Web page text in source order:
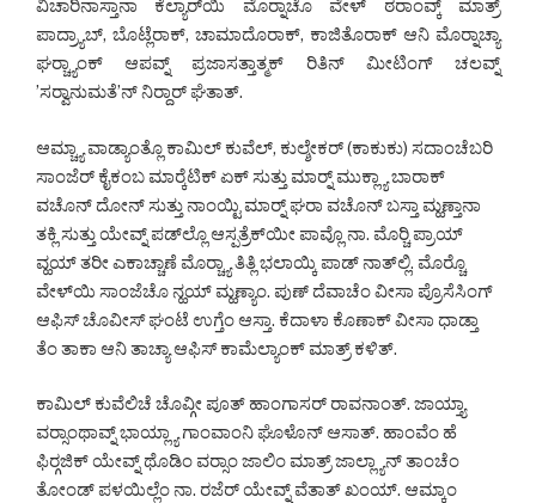
ವಿಚಾರಿನಾಸ್ತಾನಾ ಕೆಲ್ಯಾರ್‌ಯಿ ಮೊರ್‍ನಾಚೊ ವೇಳ್ ಠರಾಂವ್ಕ್ ಮಾತ್ರ್
ಪಾದ್ರ್ಯಾಬ್, ಬೊಟ್ಲೆರಾಕ್, ಚಾಮಾದೊರಾಕ್, ಕಾಜಿತೊರಾಕ್ ಆನಿ ಮೊರ್‍ನಾಚ್ಯಾ
ಘರ್‍ಚ್ಯಾಂಕ್ ಆಪವ್ನ್ ಪ್ರಜಾಸತ್ತಾತ್ಮಕ್ ರಿತಿನ್ ಮೀಟಿಂಗ್ ಚಲವ್ನ್
’ಸರ್‍ವಾನುಮತೆ’ನ್ ನಿರ್‍ದಾರ್ ಘೆತಾತ್.
ಆಮ್ಚ್ಯಾ ವಾಡ್ಯಾಂತ್ಲೊ ಕಾಮಿಲ್ ಕುವೆಲ್, ಕುಲ್ಶೇಕರ್ (ಕಾಕುಕು) ಸದಾಂಚೆಬರಿ
ಸಾಂಜೆರ್ ಕೈಕಂಬ ಮಾರ್‍ಕೆಟಿಕ್ ಏಕ್ ಸುತ್ತು ಮಾರ್‍ನ್ ಮುಕ್ಲ್ಯಾ ಬಾರಾಕ್
ವಚೊನ್ ದೋನ್ ಸುತ್ತು ನಾಂಯ್ಟಿ ಮಾರ್‍ನ್ ಘರಾ ವಚೊನ್ ಬಸ್ತಾ ಮ್ಹಣ್ತಾನಾ
ತಕ್ಲಿ ಸುತ್ತು ಯೇವ್ನ್ ಪಡ್‌ಲ್ಲೊ ಆಸ್ಪತ್ರೆಕ್‌ಯೀ ಪಾವ್ಲೊ ನಾ. ಮೊರ್‍ಚಿ ಪ್ರಾಯ್
ವ್ಹಯ್ ತರೀ ಎಕಾಚ್ಚಾಣೆ ಮೊರ್‍ಚ್ಯಾ ತಿತ್ಲಿ ಭಲಾಯ್ಕಿ ಪಾಡ್ ನಾತ್‌ಲ್ಲಿ. ಮೊರ್‍ಚೊ
ವೇಳ್‌ಯಿ ಸಾಂಜೆಚೊ ನ್ಹಯ್ ಮ್ಹಣ್ಯಾಂ. ಪುಣ್ ದೆವಾಚೆಂ ವೀಸಾ ಪ್ರೊಸೆಸಿಂಗ್
ಆಫಿಸ್ ಚೊವೀಸ್ ಘಂಟೆ ಉಗ್ತೆಂ ಆಸ್ತಾ. ಕೆದಾಳಾ ಕೊಣಾಕ್ ವೀಸಾ ಧಾಡ್ತಾ
ತೆಂ ತಾಕಾ ಆನಿ ತಾಚ್ಯಾ ಆಫಿಸ್ ಕಾಮೆಲ್ಯಾಂಕ್ ಮಾತ್ರ್ ಕಳಿತ್.
ಕಾಮಿಲ್ ಕುವೆಲಿಚೆ ಚೊವ್ಗೀ ಪೂತ್ ಹಾಂಗಾಸರ್ ರಾವನಾಂತ್. ಜಾಯ್ತ್ಯಾ
ವರ್‍ಸಾಂಥಾವ್ನ್ ಭಾಯ್ಲ್ಯಾ ಗಾಂವಾಂನಿ ಘೊಳೊನ್ ಆಸಾತ್. ಹಾಂವೆಂ ಹೆ
ಫಿರ್‍ಗಜಿಕ್ ಯೇವ್ನ್ ಥೊಡಿಂ ವರ್‍ಸಾಂ ಜಾಲಿಂ ಮಾತ್ರ್ ಜಾಲ್ಲ್ಯಾನ್ ತಾಂಚೆಂ
ತೋಂಡ್ ಪಳಯಿಲ್ಲೆಂ ನಾ. ರಜೆರ್ ಯೇವ್ನ್ ವೆತಾತ್ ಖಂಯ್. ಆಮ್ಕಾಂ